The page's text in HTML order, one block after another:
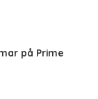
på Prime